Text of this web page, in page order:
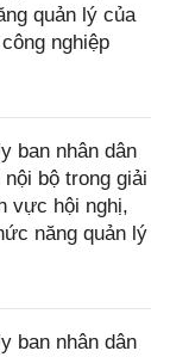
quản lý của
nghiệp
ban nhân dân
bộ trong giải
vực hội nghị,
năng quản lý
ban nhân dân